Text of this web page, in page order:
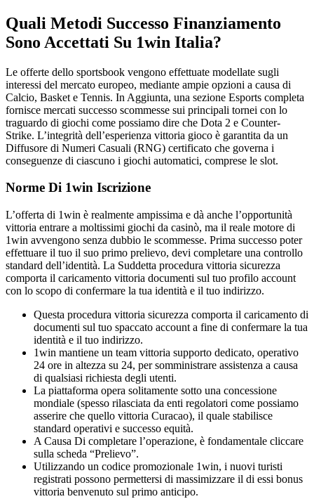
Quali Metodi Successo Finanziamento
Sono Accettati Su 1win Italia?
Le offerte dello sportsbook vengono effettuate modellate sugli
interessi del mercato europeo, mediante ampie opzioni a causa di
Calcio, Basket e Tennis. In Aggiunta, una sezione Esports completa
fornisce mercati successo scommesse sui principali tornei con lo
traguardo di giochi come possiamo dire che Dota 2 e Counter-
Strike. L’integrità dell’esperienza vittoria gioco è garantita da un
Diffusore di Numeri Casuali (RNG) certificato che governa i
conseguenze di ciascuno i giochi automatici, comprese le slot.
Norme Di 1win Iscrizione
L’offerta di 1win è realmente ampissima e dà anche l’opportunità
vittoria entrare a moltissimi giochi da casinò, ma il reale motore di
1win avvengono senza dubbio le scommesse. Prima successo poter
effettuare il tuo il suo primo prelievo, devi completare una controllo
standard dell’identità. La Suddetta procedura vittoria sicurezza
comporta il caricamento vittoria documenti sul tuo profilo account
con lo scopo di confermare la tua identità e il tuo indirizzo.
Questa procedura vittoria sicurezza comporta il caricamento di
documenti sul tuo spaccato account a fine di confermare la tua
identità e il tuo indirizzo.
1win mantiene un team vittoria supporto dedicato, operativo
24 ore in altezza su 24, per somministrare assistenza a causa
di qualsiasi richiesta degli utenti.
La piattaforma opera solitamente sotto una concessione
mondiale (spesso rilasciata da enti regolatori come possiamo
asserire che quello vittoria Curacao), il quale stabilisce
standard operativi e successo equità.
A Causa Di completare l’operazione, è fondamentale cliccare
sulla scheda “Prelievo”.
Utilizzando un codice promozionale 1win, i nuovi turisti
registrati possono permettersi di massimizzare il di essi bonus
vittoria benvenuto sul primo anticipo.